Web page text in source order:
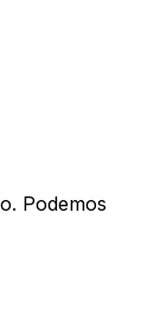
Podemos